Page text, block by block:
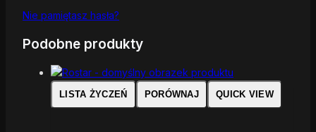
Nie pamiętasz hasła?
Podobne produkty
LISTA ŻYCZEŃ PORÓWNAJ QUICK VIEW